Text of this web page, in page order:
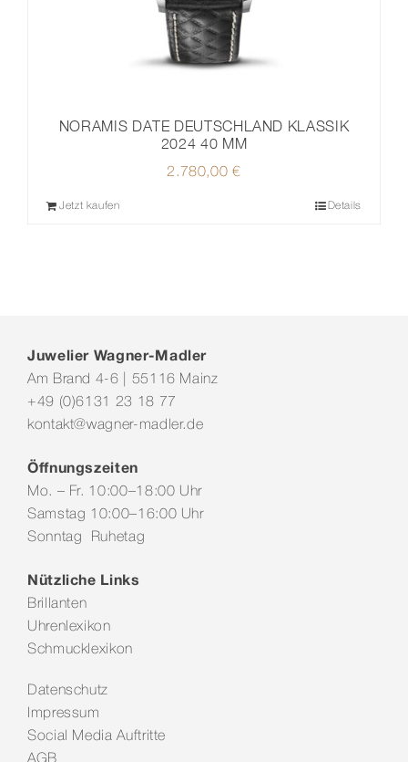
NORAMIS DATE DEUTSCHLAND KLASSIK
2024 40 MM
2.780,00€
Jetzt kaufen Details
Juwelier Wagner-Madler
Am Brand 4-6 | 55116 Mainz
+49 (0)6131 23 18 77
kontakt@wagner-madler.de
Öffnungszeiten
Mo. – Fr. 10:00–18:00 Uhr
Samstag 10:00–16:00 Uhr
Sonntag Ruhetag
Nützliche Links
Brillanten
Uhrenlexikon
Schmucklexikon
Datenschutz
Impressum
Social Media Auftritte
AGB